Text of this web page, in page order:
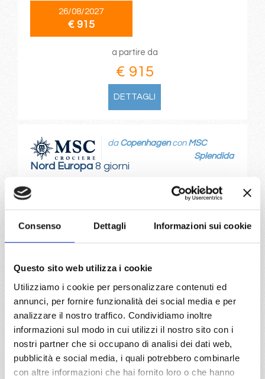
Consenso Dettagli Informazioni sui cookie
Questo sito web utilizza i cookie
Utilizziamo i cookie per personalizzare contenuti ed
annunci, per fornire funzionalità dei social media e per
analizzare il nostro traffico. Condividiamo inoltre
informazioni sul modo in cui utilizzi il nostro sito con i
nostri partner che si occupano di analisi dei dati web,
pubblicità e social media, i quali potrebbero combinarle
con altre informazioni che hai fornito loro o che hanno
26/08/2027
€ 915
a partire da
€ 915
DETTAGLI
Nord Europa8 giorni
da Copenhagencon MSC
Splendida
Copenhagen, Warnemünde, Helsinki, Stoccolma, Tallinn,
03/06/2028
€ 923
a partire da
€ 923
DETTAGLI
da WarnemündeconMSC
Splendida